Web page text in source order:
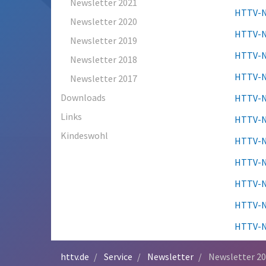
Newsletter 2021
Newsletter 2020
Newsletter 2019
Newsletter 2018
Newsletter 2017
Downloads
Links
Kindeswohl
HTTV-
HTTV-
HTTV-
HTTV-
HTTV-
HTTV-
HTTV-
HTTV-
HTTV-
HTTV-
HTTV-
httv.de Service Newsletter Newsletter